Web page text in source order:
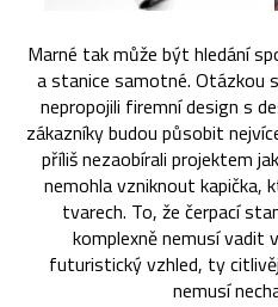
Marné tak může být hledání
a stanice samotné. Otázkou
nepropojili firemní design s
zákazníky budou působit
příliš nezaobírali projektem
nemohla vzniknout kapička,
tvarech. To, že čerpací
komplexně nemusí vadit
futuristický vzhled, ty
nemusí